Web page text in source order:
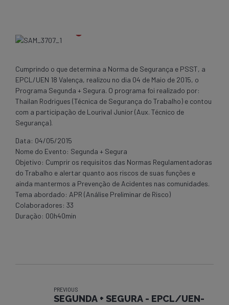
Cumprindo o que determina a Norma de Segurança e PSST, a
EPCL/UEN 18 Valença, realizou no dia 04 de Maio de 2015, o
Programa Segunda + Segura. O programa foi realizado por:
Thailan Rodrigues (Técnica de Segurança do Trabalho) e contou
com a participação de Lourival Junior (Aux. Técnico de
Segurança).
Data: 04/05/2015
Nome do Evento: Segunda + Segura
Objetivo: Cumprir os requisitos das Normas Regulamentadoras
do Trabalho e alertar quanto aos riscos de suas funções e
ainda mantermos a Prevenção de Acidentes nas comunidades.
Tema abordado: APR (Análise Preliminar de Risco)
Colaboradores: 33
Duração: 00h40min
PREVIOUS
SEGUNDA + SEGURA - EPCL/UEN-